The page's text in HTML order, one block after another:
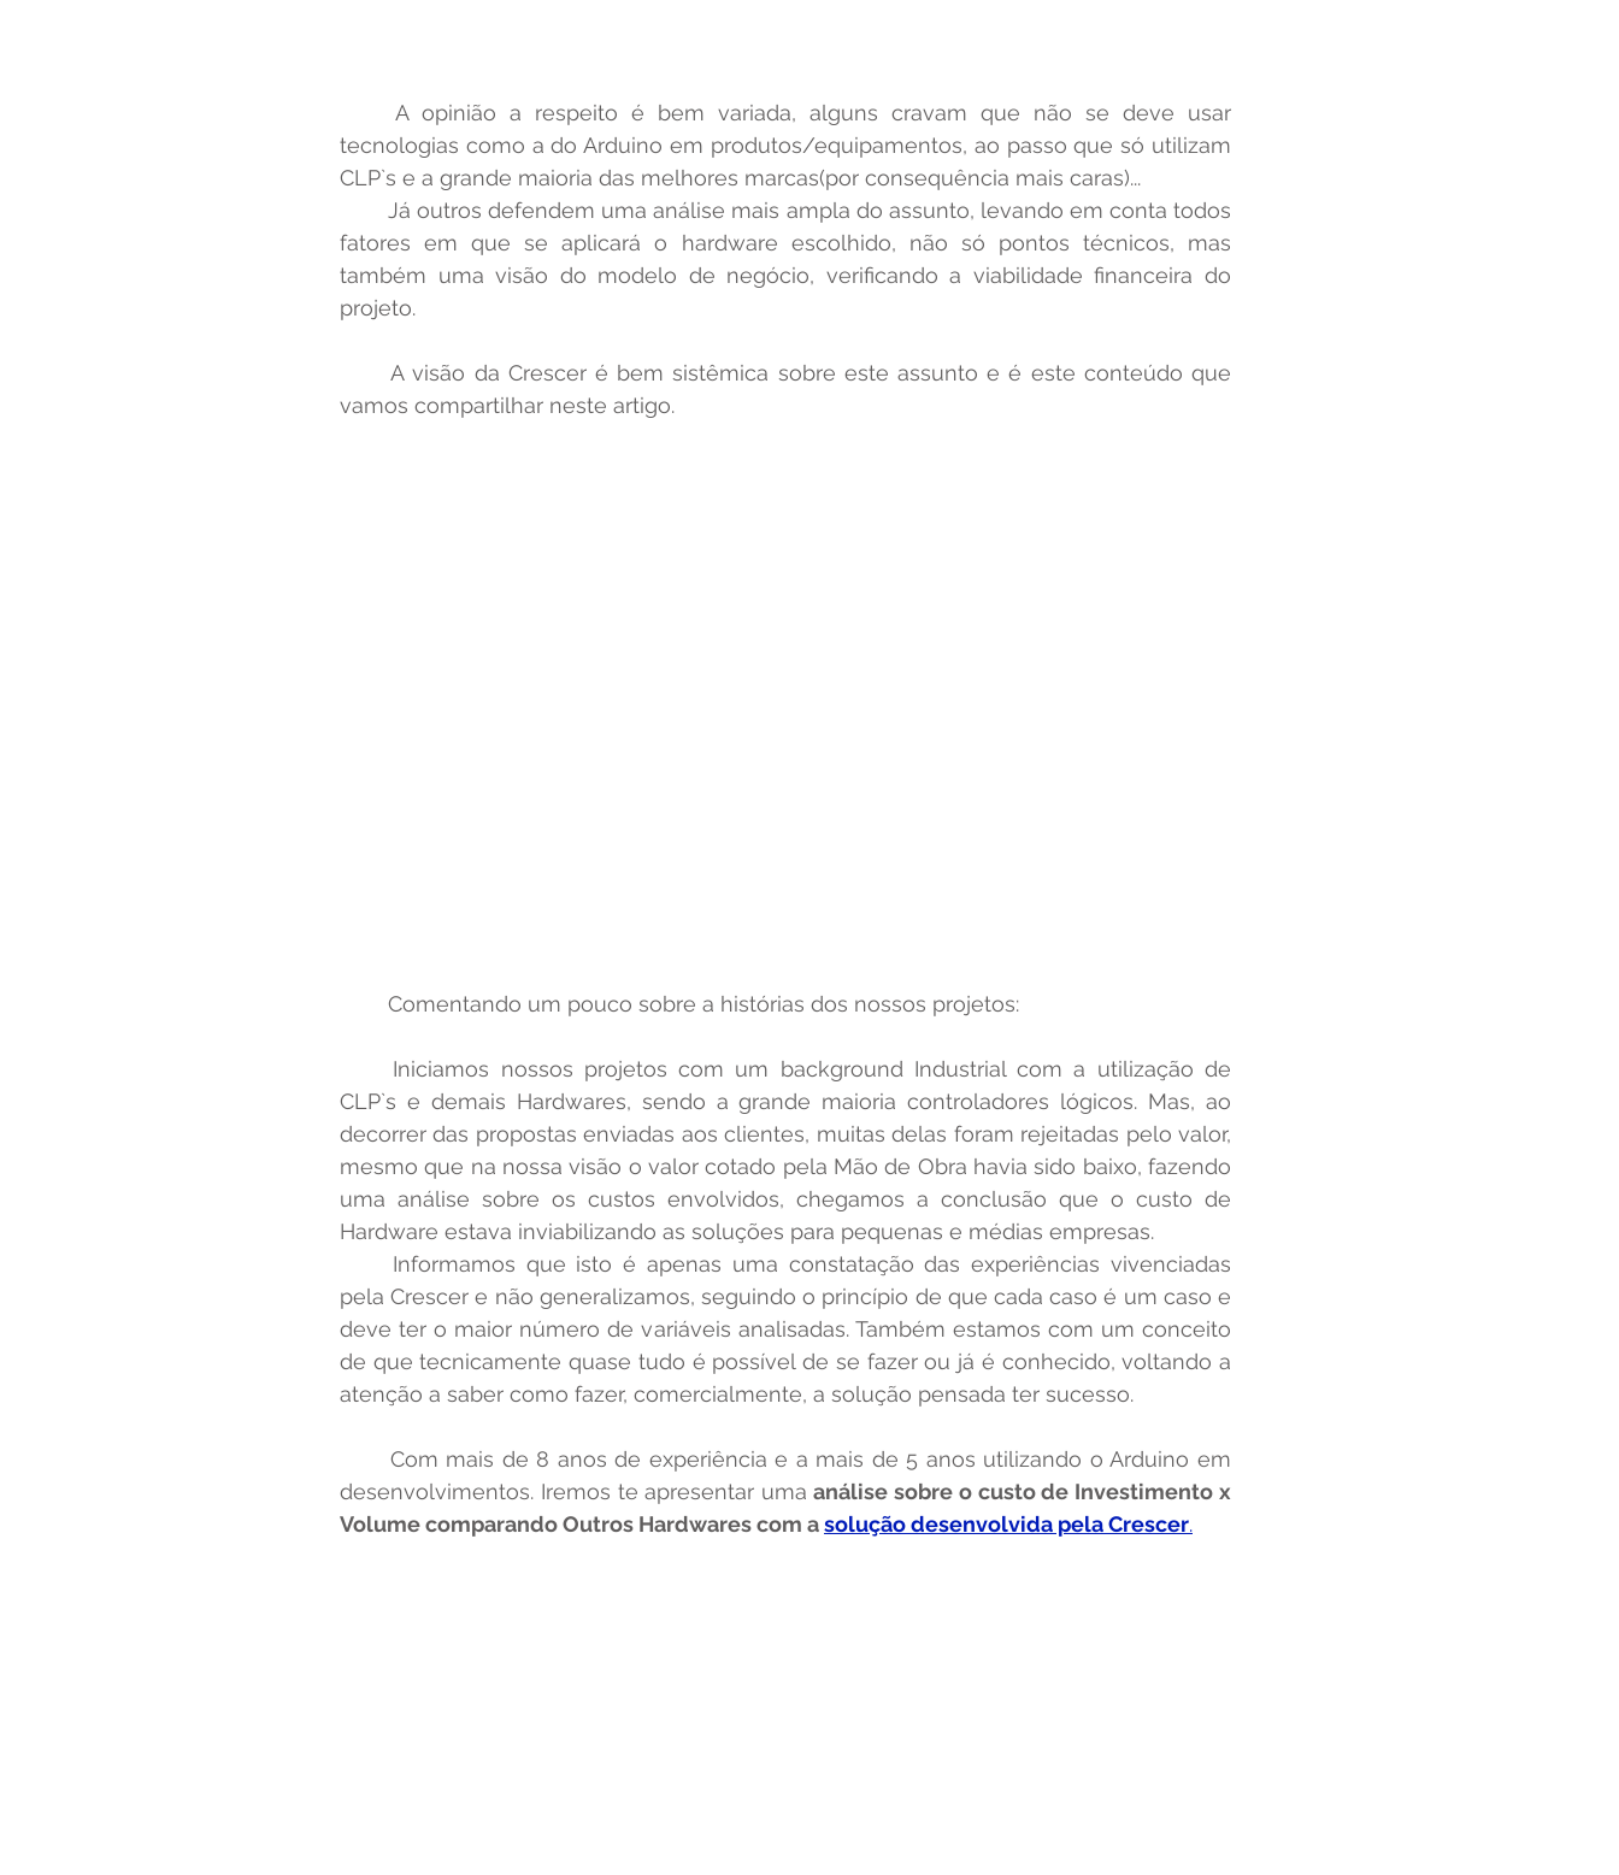
tecnologias como a do Arduino em produtos/equipamentos, ao passo que só utilizam
CLP`s e a grande maioria das melhores marcas(por consequência mais caras)...
	Já outros defendem uma análise mais ampla do assunto, levando em conta todos
fatores em que se aplicará o hardware escolhido, não só pontos técnicos, mas
também uma visão do modelo de negócio, verificando a viabilidade financeira do
projeto.
	A visão da Crescer é bem sistêmica sobre este assunto e é este conteúdo que
vamos compartilhar neste artigo.
	Comentando um pouco sobre a histórias dos nossos projetos:
CLP`s e demais Hardwares, sendo a grande maioria controladores lógicos. Mas, ao
decorrer das propostas enviadas aos clientes, muitas delas foram rejeitadas pelo valor,
mesmo que na nossa visão o valor cotado pela Mão de Obra havia sido baixo, fazendo
uma análise sobre os custos envolvidos, chegamos a conclusão que o custo de
pela Crescer e não generalizamos, seguindo o princípio de que cada caso é um caso e
deve ter o maior número de variáveis analisadas. Também estamos com um conceito
de que tecnicamente quase tudo é possível de se fazer ou já é conhecido, voltando a
atenção a saber como fazer, comercialmente, a solução pensada ter sucesso.
desenvolvimentos. Iremos te apresentar uma análise sobre o custo de Investimento x
Volume comparando Outros Hardwares com a solução desenvolvida pela Crescer.